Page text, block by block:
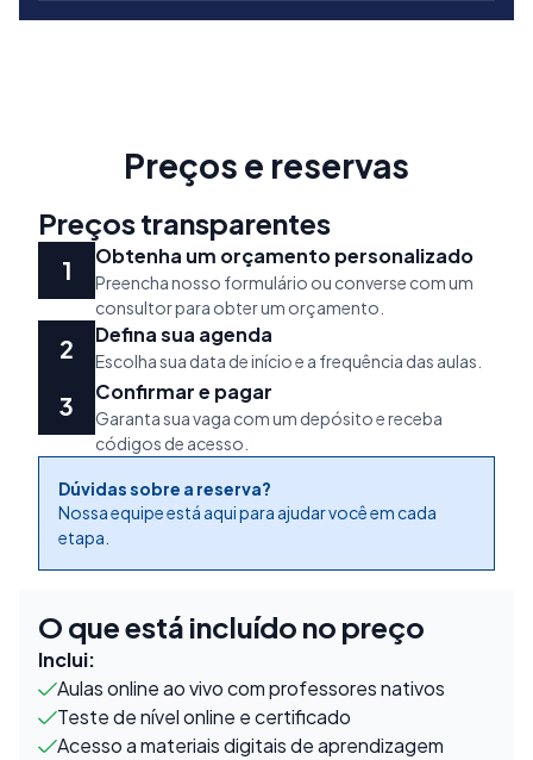
Preços e reservas
Preços transparentes
Obtenha um orçamento personalizado
Preencha nosso formulário ou converse com um
consultor para obter um orçamento.
Defina sua agenda
Escolha sua data de início e a frequência das aulas.
Confirmar e pagar
Garanta sua vaga com um depósito e receba
códigos de acesso.
Dúvidas sobre a reserva?
Nossa equipe está aqui para ajudar você em cada
etapa.
O que está incluído no preço
Inclui:
Aulas online ao vivo com professores nativos
Teste de nível online e certificado
Acesso a materiais digitais de aprendizagem